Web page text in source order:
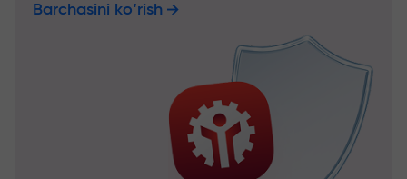
Barchasini ko‘rish